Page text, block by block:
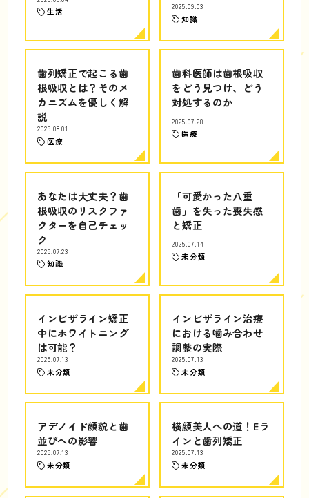
生活
2025.09.03
知識
歯列矯正で起こる歯
根吸収とは？そのメ
カニズムを優しく解
説
2025.08.01
医療
歯科医師は歯根吸収
をどう見つけ、どう
対処するのか
2025.07.28
医療
あなたは大丈夫？歯
根吸収のリスクファ
クターを自己チェッ
ク
2025.07.23
知識
「可愛かった八重
歯」を失った喪失感
と矯正
2025.07.14
未分類
インビザライン矯正
中にホワイトニング
は可能？
2025.07.13
未分類
インビザライン治療
における噛み合わせ
調整の実際
2025.07.13
未分類
アデノイド顔貌と歯
並びへの影響
2025.07.13
未分類
横顔美人への道！Eラ
インと歯列矯正
2025.07.13
未分類